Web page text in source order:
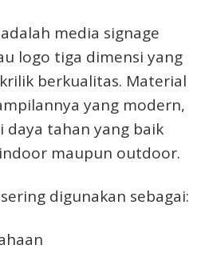
media signage
logo tiga dimensi yang
berkualitas. Material
yang modern,
daya tahan yang baik
maupun outdoor.
digunakan sebagai: